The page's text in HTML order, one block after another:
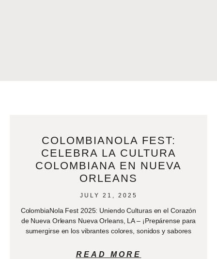
COLOMBIANOLA FEST:
CELEBRA LA CULTURA
COLOMBIANA EN NUEVA
ORLEANS
JULY 21, 2025
ColombiaNola Fest 2025: Uniendo Culturas en el Corazón
de Nueva Orleans Nueva Orleans, LA – ¡Prepárense para
sumergirse en los vibrantes colores, sonidos y sabores
READ MORE